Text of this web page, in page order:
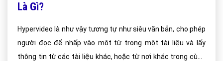
Là Gì?
Hypervideo là như vậy tương tự như siêu văn bản, cho phép
người đọc để nhấp vào một từ trong một tài liệu và lấy
thông tin từ các tài liệu khác, hoặc từ nơi khác trong cùng